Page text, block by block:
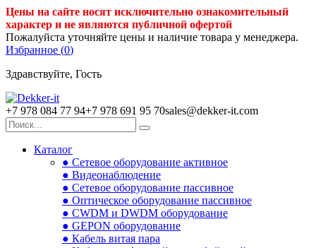
Цены на сайте носят исключительно ознакомительный
характер и не являются публичной офертой
Пожалуйста уточняйте цены и наличие товара у менеджера.
Избранное (0)
Здравствуйте, Гость
+7 978 084 77 94+7 978 691 95 70sales@dekker-it.com
Каталог
● Сетевое оборудование активное
● Видеонаблюдение
● Сетевое оборудование пассивное
● Оптическое оборудование пассивное
● CWDM и DWDM оборудование
● GEPON оборудование
● Кабель витая пара